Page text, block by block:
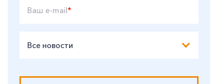
Ваш e-mail*
Все новости